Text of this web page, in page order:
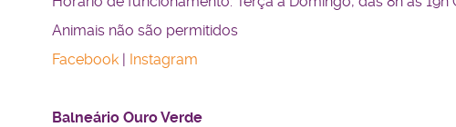
Animais não são permitidos
Facebook | Instagram
Balneário Ouro Verde